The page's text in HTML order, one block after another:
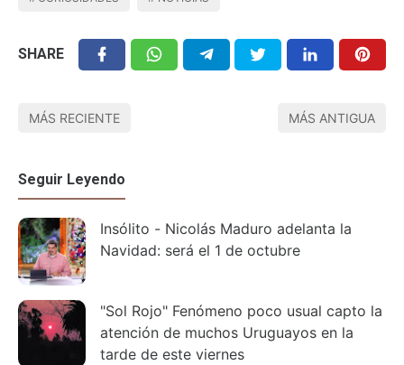
SHARE
MÁS RECIENTE MÁS ANTIGUA
Seguir Leyendo
Insólito - Nicolás Maduro adelanta la
Navidad: será el 1 de octubre
"Sol Rojo" Fenómeno poco usual capto la
atención de muchos Uruguayos en la
tarde de este viernes